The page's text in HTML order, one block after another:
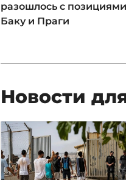
разошлось с позициями
Баку и Праги
Новости